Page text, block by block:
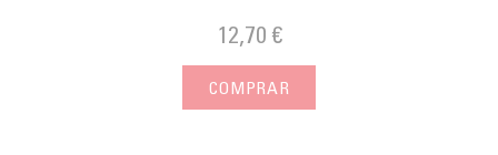
12,70 €
COMPRAR